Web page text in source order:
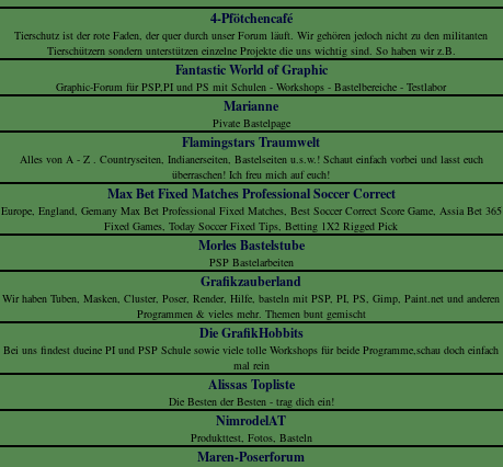
4-Pfötchencafé
Tierschutz ist der rote Faden, der quer durch unser Forum läuft. Wir gehören jedoch nicht zu den militanten
Tierschützern sondern unterstützen einzelne Projekte die uns wichtig sind. So haben wir z.B.
Fantastic World of Graphic
Graphic-Forum für PSP,PI und PS mit Schulen - Workshops - Bastelbereiche - Testlabor
Marianne
Pivate Bastelpage
Flamingstars Traumwelt
Alles von A - Z . Countryseiten, Indianerseiten, Bastelseiten u.s.w.! Schaut einfach vorbei und lasst euch
überraschen! Ich freu mich auf euch!
Max Bet Fixed Matches Professional Soccer Correct
Europe, England, Gemany Max Bet Professional Fixed Matches, Best Soccer Correct Score Game, Assia Bet 365
Fixed Games, Today Soccer Fixed Tips, Betting 1X2 Rigged Pick
Morles Bastelstube
PSP Bastelarbeiten
Grafikzauberland
Wir haben Tuben, Masken, Cluster, Poser, Render, Hilfe, basteln mit PSP, PI, PS, Gimp, Paint.net und anderen
Programmen & vieles mehr. Themen bunt gemischt
Die GrafikHobbits
Bei uns findest dueine PI und PSP Schule sowie viele tolle Workshops für beide Programme,schau doch einfach
mal rein
Alissas Topliste
Die Besten der Besten - trag dich ein!
NimrodelAT
Produkttest, Fotos, Basteln
Maren-Poserforum